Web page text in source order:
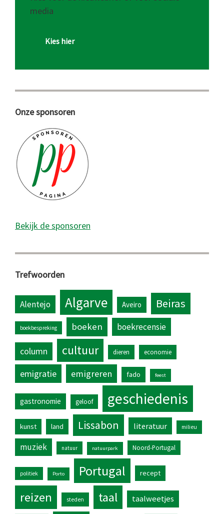
media
Kies hier
Onze sponsoren
Bekijk de sponsoren
Trefwoorden
Alentejo Algarve Aveiro Beiras
boekbespreking boeken boekrecensie
column cultuur dieren economie
emigratie emigreren fado feest
gastronomie geloof geschiedenis
kunst land Lissabon literatuur milieu
muziek natuur natuurpark Noord-Portugal
politiek Porto Portugal recept
reizen steden taal taalweetjes